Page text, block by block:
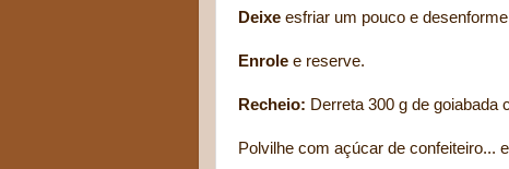
Deixe esfriar um pouco e
Enrole e reserve.
Recheio: Derreta 300 g de
Polvilhe com açúcar de confeiteiro...